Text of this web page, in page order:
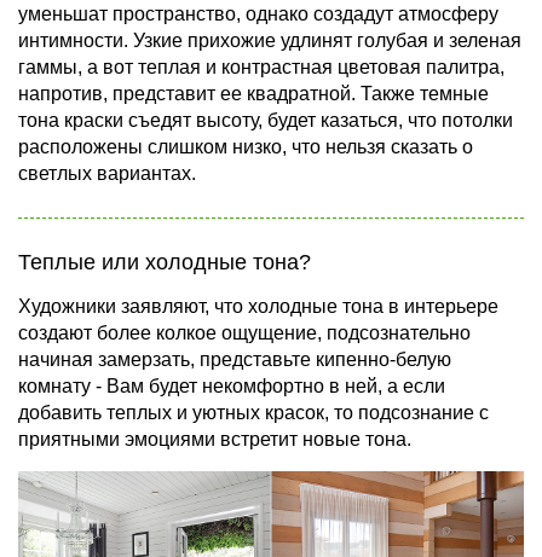
уменьшат пространство, однако создадут атмосферу
интимности. Узкие прихожие удлинят голубая и зеленая
гаммы, а вот теплая и контрастная цветовая палитра,
напротив, представит ее квадратной. Также темные
тона краски съедят высоту, будет казаться, что потолки
расположены слишком низко, что нельзя сказать о
светлых вариантах.
Теплые или холодные тона?
Художники заявляют, что холодные тона в интерьере
создают более колкое ощущение, подсознательно
начиная замерзать, представьте кипенно-белую
комнату - Вам будет некомфортно в ней, а если
добавить теплых и уютных красок, то подсознание с
приятными эмоциями встретит новые тона.